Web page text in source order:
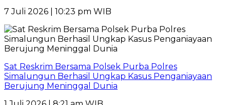
7 Juli 2026 | 10:23 pm WIB
Sat Reskrim Bersama Polsek Purba Polres
Simalungun Berhasil Ungkap Kasus Penganiayaan
Berujung Meninggal Dunia